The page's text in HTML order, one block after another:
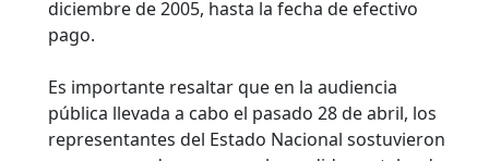
diciembre de 2005, hasta la fecha de efectivo
pago.
Es importante resaltar que en la audiencia
pública llevada a cabo el pasado 28 de abril, los
representantes del Estado Nacional sostuvieron